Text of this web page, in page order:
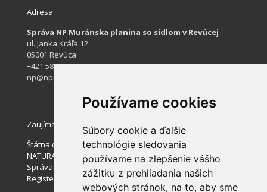
Používame cookies
Súbory cookie a ďalšie
technológie sledovania
používame na zlepšenie vášho
zážitku z prehliadania našich
webových stránok, na to, aby sme
Adresa
Správa NP Muránska planina so sídlom v Revúcej
ul. Janka Kráľa 12
05001 Revúca
+421 584 422 061
np@npmuranskaplanina.sk
Zaujímavé stránky
Štátna ochrana prírody SR
NATURA 2000
Správa slovenských jaskýň
Register ponúkaného majetku štátu